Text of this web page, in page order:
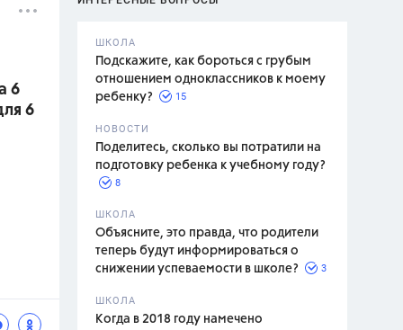
ШКОЛА
Подскажите, как бороться с грубым
отношением одноклассников к моему
ребенку?
15
НОВОСТИ
Поделитесь, сколько вы потратили на
подготовку ребенка к учебному году?
8
ШКОЛА
Объясните, это правда, что родители
теперь будут информироваться о
снижении успеваемости в школе?
3
ШКОЛА
Когда в 2018 году намечено
6
6